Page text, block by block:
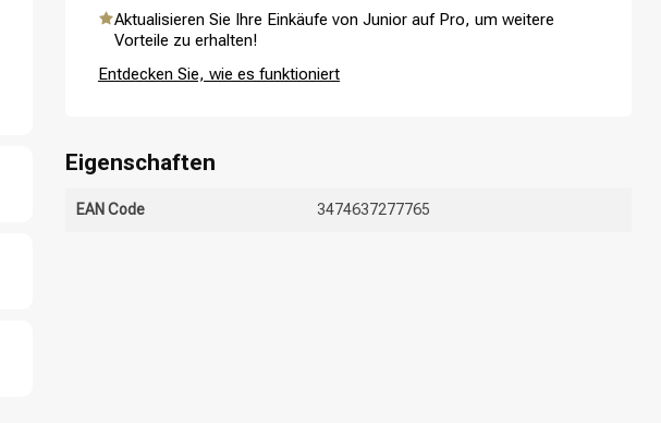
Aktualisieren Sie Ihre Einkäufe von Junior auf Pro, um weitere
Vorteile zu erhalten!
Entdecken Sie, wie es funktioniert
Eigenschaften
EAN Code 3474637277765